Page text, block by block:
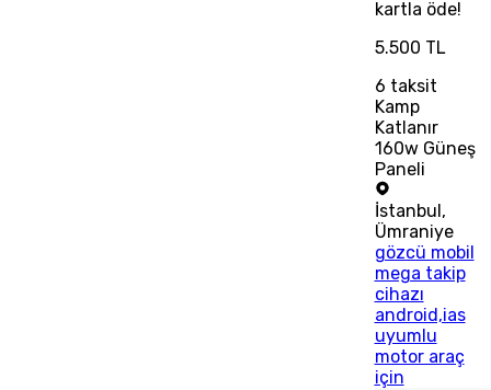
kartla öde!
5.500 TL
6 taksit
Kamp
Katlanır
160w Güneş
Paneli
İstanbul ,
Ümraniye
gözcü mobil
mega takip
cihazı
android,ias
uyumlu
motor araç
için